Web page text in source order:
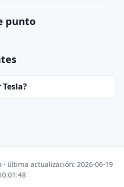
punto
última actualización: 2026-06-19